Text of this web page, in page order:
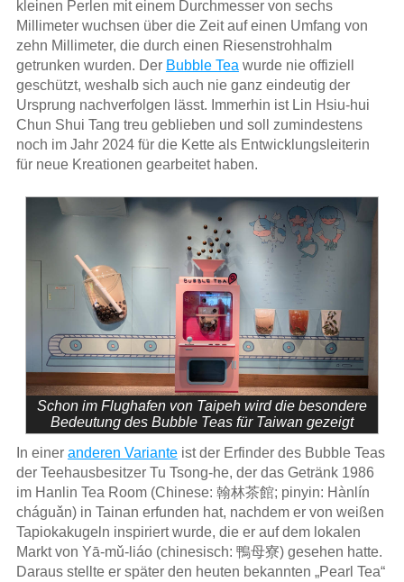
kleinen Perlen mit einem Durchmesser von sechs
Millimeter wuchsen über die Zeit auf einen Umfang von
zehn Millimeter, die durch einen Riesenstrohhalm
getrunken wurden. Der Bubble Tea wurde nie offiziell
geschützt, weshalb sich auch nie ganz eindeutig der
Ursprung nachverfolgen lässt. Immerhin ist Lin Hsiu-hui
Chun Shui Tang treu geblieben und soll zumindestens
noch im Jahr 2024 für die Kette als Entwicklungsleiterin
für neue Kreationen gearbeitet haben.
Schon im Flughafen von Taipeh wird die besondere
Bedeutung des Bubble Teas für Taiwan gezeigt
In einer anderen Varianteist der Erfinder des Bubble Teas
der Teehausbesitzer Tu Tsong-he, der das Getränk 1986
im Hanlin Tea Room (Chinese: 翰林茶館; pinyin: Hànlín
cháguǎn) in Tainan erfunden hat, nachdem er von weißen
Tapiokakugeln inspiriert wurde, die er auf dem lokalen
Markt von Yā-mǔ-liáo (chinesisch: 鴨母寮) gesehen hatte.
Daraus stellte er später den heuten bekannten „Pearl Tea“